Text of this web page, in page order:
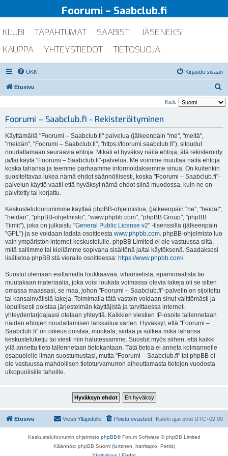
Foorumi – Saabclub.fi
KLUBI TAPAHTUMAT SAABISTI
JÄSENEKSI
KAUPPA
YHTEYSTIEDOT TIETOSUOJA
UKK Kirjaudu sisään
Etusivu
t
Kieli:
Foorumi – Saabclub.fi - Rekisteröityminen
Käyttämällä "Foorumi – Saabclub.fi" palvelua (jälkeenpäin "me", "meitä",
"meidän", "Foorumi – Saabclub.fi", "https://foorumi.saabclub.fi"), sitoudut
noudattamaan seuraavia ehtoja. Mikäli et hyväksy näitä ehtoja, älä rekisteröidy
ja/tai käytä "Foorumi – Saabclub.fi"-palvelua. Me voimme muuttaa näitä ehtoja
koska tahansa ja teemme parhaamme informoidaksemme sinua. On kuitenkin
suositeltavaa lukea nämä ehdot säännöllisesti, koska "Foorumi – Saabclub.fi"-
palvelun käyttö vaatii että hyväksyt nämä ehdot siinä muodossa, kuin ne on
päivitetty tai korjattu.
Keskustelufoorumimme käyttää phpBB-ohjelmistoa, (jälkeenpäin "he", "heidät",
"heidän", "phpBB-ohjelmisto", "www.phpbb.com", "phpBB Group", "phpBB
Tiimit"), joka on julkaistu "General Public License v2" -lisenssillä (jälkeenpäin
"GPL") ja se voidaan ladata osoitteesta www.phpbb.com. phpBB-ohjelmisto luo
vain ympäristön internet-keskustelulle. phpBB Limited ei ole vastuussa siitä,
mitä sallimme tai kiellämme sopivana sisältönä ja/tai käytöksenä. Saadaksesi
lisätietoa phpBB:stä vieraile osoitteessa: https://www.phpbb.com/.
Suostut olemaan esittämättä loukkaavaa, vihamielistä, epämoraalista tai
muutakaan materiaalia, joka voisi loukata voimassa olevia lakeja oli se sitten
omassa maassasi, se maa, johon "Foorumi – Saabclub.fi"-palvelin on sijoitettu
tai kansainvälisiä lakeja. Toimimalla tätä vastoin voidaan sinut välittömästi ja
lopullisesti poistaa järjestelmän käyttäjistä ja tarvittaessa internet-
yhteydentarjoajaasi otetaan yhteyttä. Kaikkien viestien IP-osoite tallennetaan
näiden ehtojen noudattamisen tarkkailua varten. Hyväksyt, että "Foorumi –
Saabclub.fi" on oikeus poistaa, muokata, siirtää ja sulkea mikä tahansa
keskusteluketju tai viesti niin halutessamme. Suostut myös siihen, että kaikki
yllä annettu tieto tallennetaan tietokantaan. Tätä tietoa ei anneta kolmannelle
osapuolelle ilman suostumustasi, mutta "Foorumi – Saabclub.fi" tai phpBB ei
ole vastuussa mahdollisen tietoturvamurron aiheuttamasta tietojen vuodosta
ulkopuolisille tahoille.
Etusivu Kaikki ajat ovat UTC+02:00
Poista evästeet
Viesti Ylläpidolle
Keskustelufoorumin ohjelmisto phpBB® Forum Software © phpBB Limited
Käännös: phpBB Suomi (lurttinen, harritapio, Pettis)